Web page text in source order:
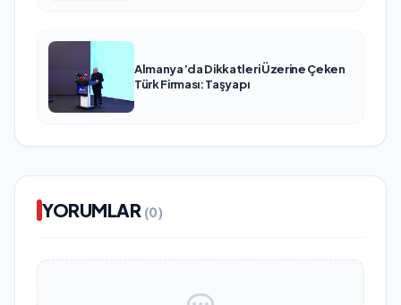
Almanya’da Dikkatleri Üzerine Çeken
Türk Firması: Taşyapı
YORUMLAR (0)